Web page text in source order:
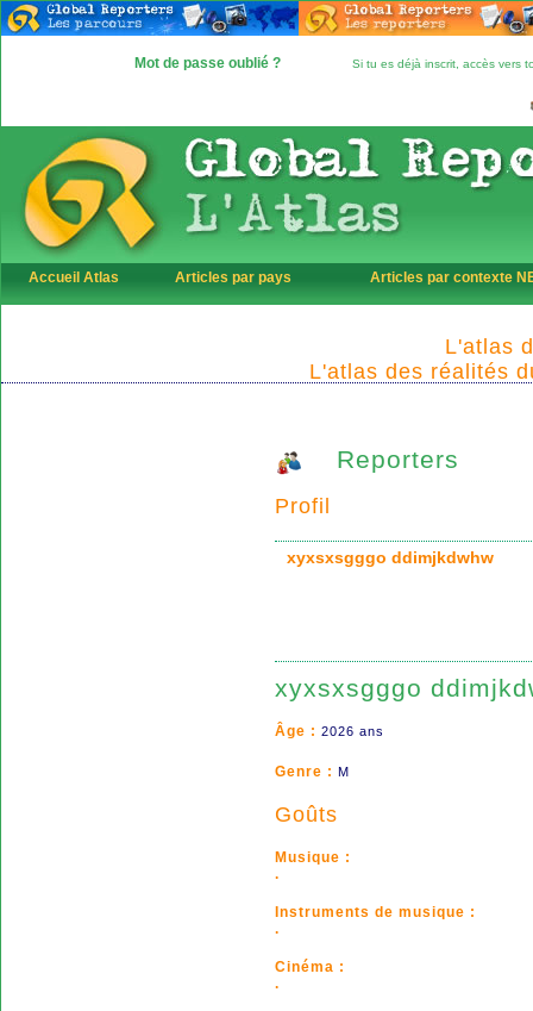
Mot de passe oublié ? Si tu es déjà inscrit, accès vers
Accueil Atlas Articles par pays Articles par contexte
L'atlas
L'atlas des réalités
Reporters
Profil
xyxsxsgggo ddimjkdwhw
xyxsxsgggo
Âge : 2026 ans
Genre : M
Goûts
Musique :
.
Instruments de musique :
.
Cinéma :
.